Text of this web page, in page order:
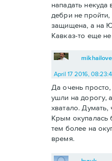
нападать
дебри не
защищена, а на
Кавказ-то еще
mikhailove
April 17 2016,
Да очень
ушли на дорогу,
хватало. Думать,
Крым окупалась
тем более на
время.